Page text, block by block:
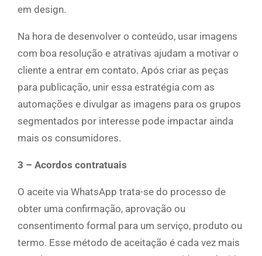
em design.
Na hora de desenvolver o conteúdo, usar imagens
com boa resolução e atrativas ajudam a motivar o
cliente a entrar em contato. Após criar as peças
para publicação, unir essa estratégia com as
automações e divulgar as imagens para os grupos
segmentados por interesse pode impactar ainda
mais os consumidores.
3 – Acordos contratuais
O aceite via WhatsApp trata-se do processo de
obter uma confirmação, aprovação ou
consentimento formal para um serviço, produto ou
termo. Esse método de aceitação é cada vez mais